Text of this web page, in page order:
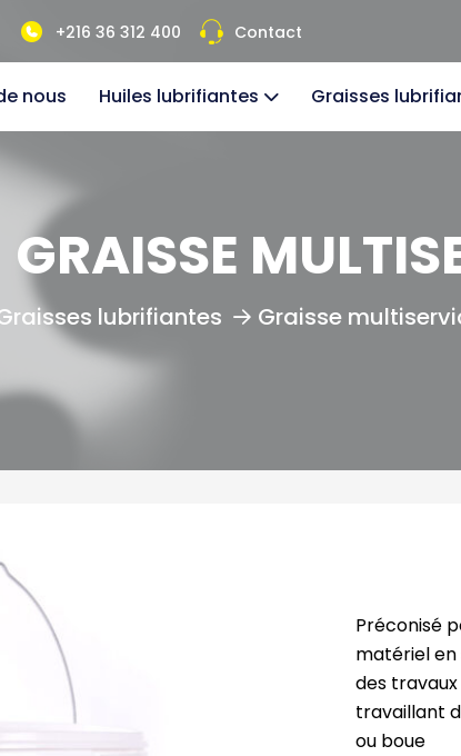
+216 36 312 400 Contact
nous Huiles lubrifiantes Graisses
GRAISSE
lubrifiantes Graisse
Préconisé
matériel en
des
travaillant
ou boue